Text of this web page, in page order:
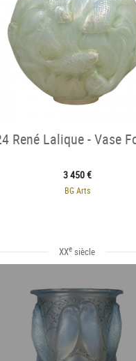
René Lalique - Vase
3 450 €
BG Arts
XXe siècle